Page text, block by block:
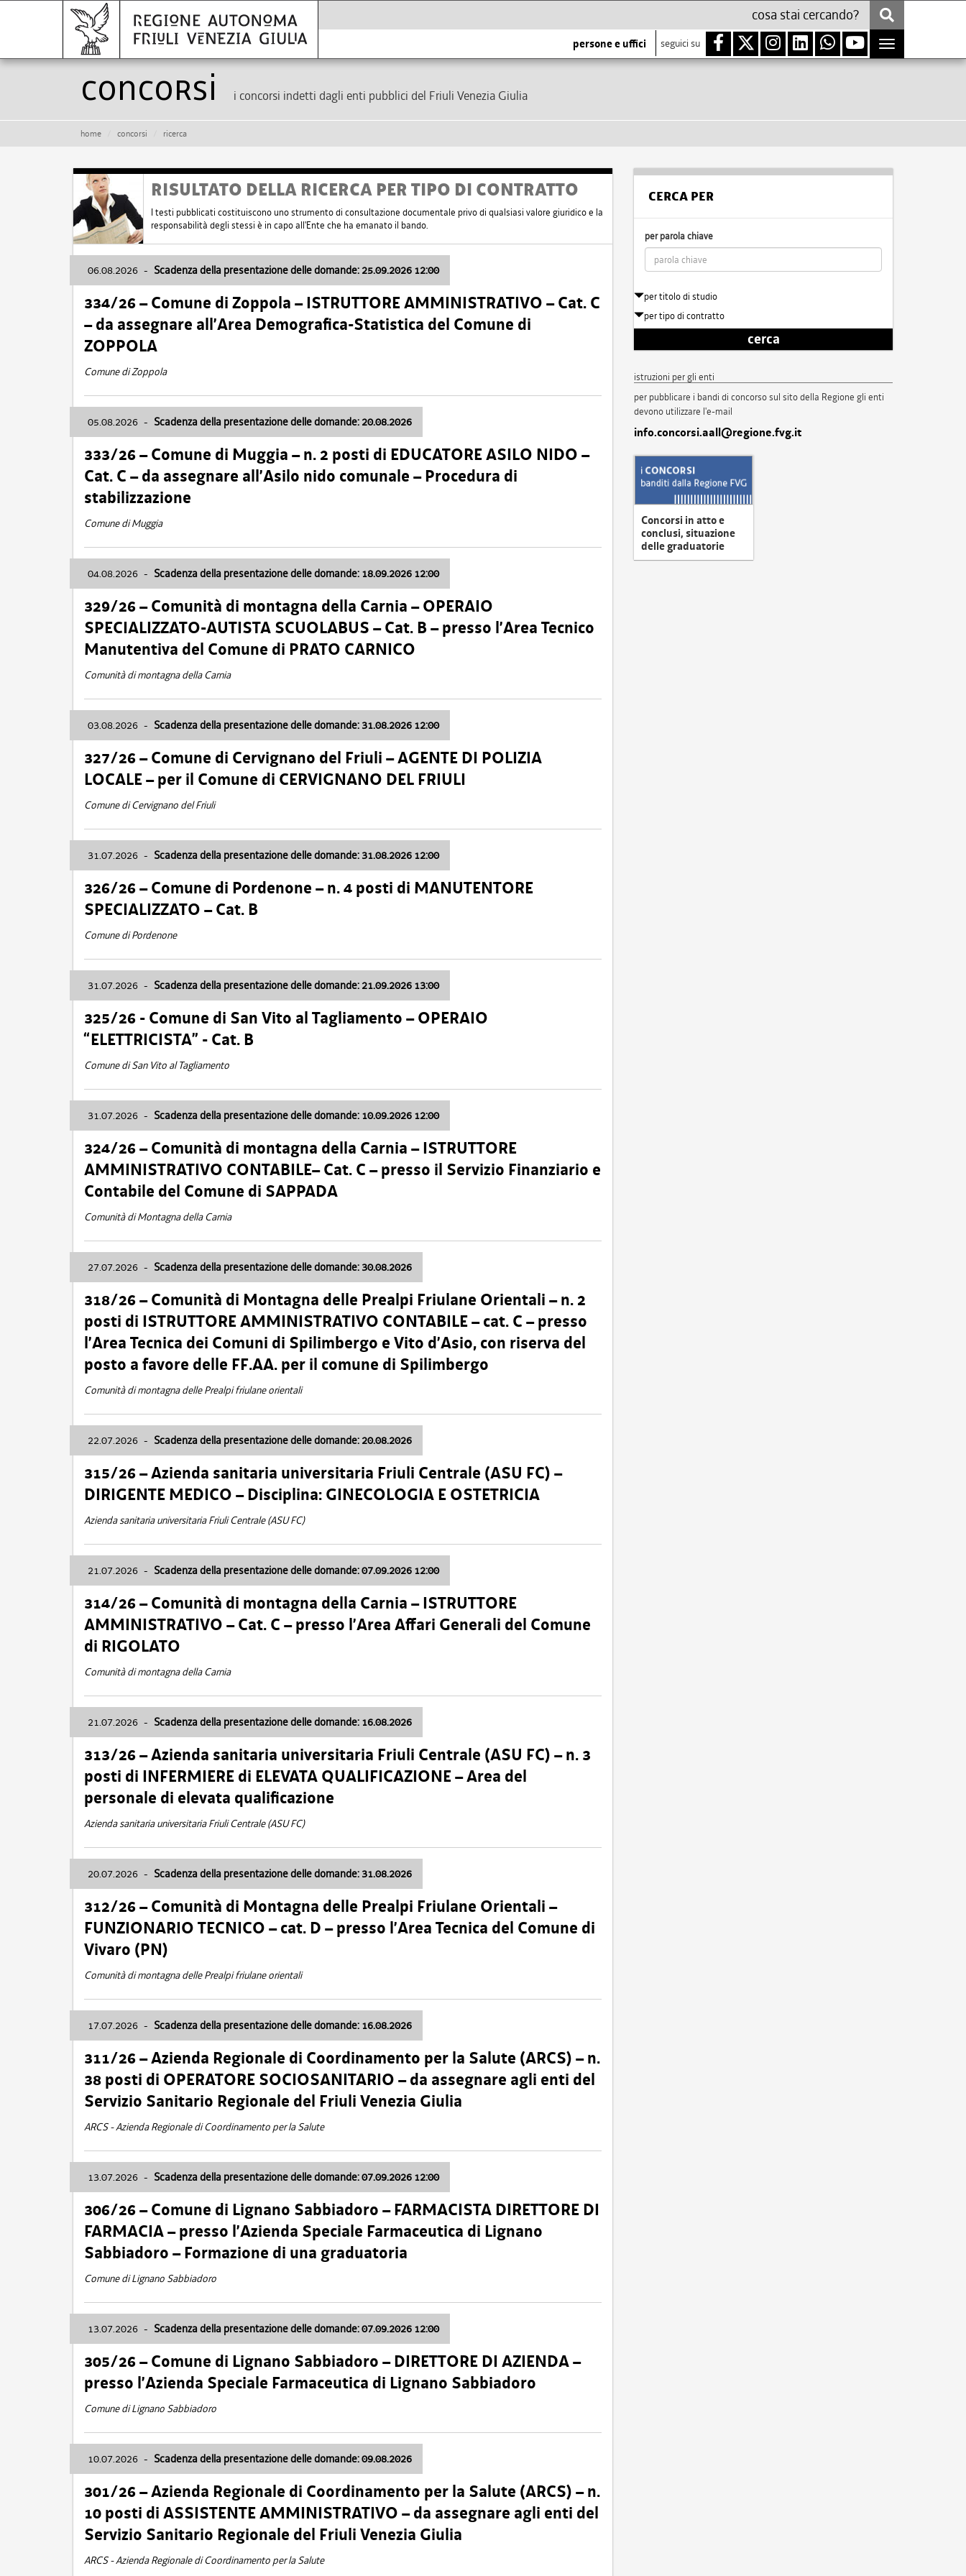
persone e uffici seguici su
Toggle
navigation
Concorsi i concorsi indetti dagli enti pubblici del Friuli Venezia Giulia
home concorsi ricerca
RISULTATO DELLA RICERCA PER TIPO DI CONTRATTO
I testi pubblicati costituiscono uno strumento di consultazione documentale privo di qualsiasi valore giuridico e la
responsabilità degli stessi è in capo all'Ente che ha emanato il bando.
06.08.2026 - Scadenza della presentazione delle domande: 25.09.2026 12:00
334/26 – Comune di Zoppola – ISTRUTTORE AMMINISTRATIVO – Cat. C
– da assegnare all’Area Demografica-Statistica del Comune di
ZOPPOLA
Comune di Zoppola
05.08.2026 - Scadenza della presentazione delle domande: 20.08.2026
333/26 – Comune di Muggia – n. 2 posti di EDUCATORE ASILO NIDO –
Cat. C – da assegnare all’Asilo nido comunale – Procedura di
stabilizzazione
Comune di Muggia
04.08.2026 - Scadenza della presentazione delle domande: 18.09.2026 12:00
329/26 – Comunità di montagna della Carnia – OPERAIO
SPECIALIZZATO-AUTISTA SCUOLABUS – Cat. B – presso l’Area Tecnico
Manutentiva del Comune di PRATO CARNICO
Comunità di montagna della Carnia
03.08.2026 - Scadenza della presentazione delle domande: 31.08.2026 12:00
327/26 – Comune di Cervignano del Friuli – AGENTE DI POLIZIA
LOCALE – per il Comune di CERVIGNANO DEL FRIULI
Comune di Cervignano del Friuli
31.07.2026 - Scadenza della presentazione delle domande: 31.08.2026 12:00
326/26 – Comune di Pordenone – n. 4 posti di MANUTENTORE
SPECIALIZZATO – Cat. B
Comune di Pordenone
31.07.2026 - Scadenza della presentazione delle domande: 21.09.2026 13:00
325/26 - Comune di San Vito al Tagliamento – OPERAIO
“ELETTRICISTA” - Cat. B
Comune di San Vito al Tagliamento
31.07.2026 - Scadenza della presentazione delle domande: 10.09.2026 12:00
324/26 – Comunità di montagna della Carnia – ISTRUTTORE
AMMINISTRATIVO CONTABILE– Cat. C – presso il Servizio Finanziario e
Contabile del Comune di SAPPADA
Comunità di Montagna della Carnia
27.07.2026 - Scadenza della presentazione delle domande: 30.08.2026
318/26 – Comunità di Montagna delle Prealpi Friulane Orientali – n. 2
posti di ISTRUTTORE AMMINISTRATIVO CONTABILE – cat. C – presso
l’Area Tecnica dei Comuni di Spilimbergo e Vito d’Asio, con riserva del
posto a favore delle FF.AA. per il comune di Spilimbergo
Comunità di montagna delle Prealpi friulane orientali
22.07.2026 - Scadenza della presentazione delle domande: 20.08.2026
315/26 – Azienda sanitaria universitaria Friuli Centrale (ASU FC) –
DIRIGENTE MEDICO – Disciplina: GINECOLOGIA E OSTETRICIA
Azienda sanitaria universitaria Friuli Centrale (ASU FC)
21.07.2026 - Scadenza della presentazione delle domande: 07.09.2026 12:00
314/26 – Comunità di montagna della Carnia – ISTRUTTORE
AMMINISTRATIVO – Cat. C – presso l’Area Affari Generali del Comune
di RIGOLATO
Comunità di montagna della Carnia
21.07.2026 - Scadenza della presentazione delle domande: 16.08.2026
313/26 – Azienda sanitaria universitaria Friuli Centrale (ASU FC) – n. 3
posti di INFERMIERE di ELEVATA QUALIFICAZIONE – Area del
personale di elevata qualificazione
Azienda sanitaria universitaria Friuli Centrale (ASU FC)
20.07.2026 - Scadenza della presentazione delle domande: 31.08.2026
312/26 – Comunità di Montagna delle Prealpi Friulane Orientali –
FUNZIONARIO TECNICO – cat. D – presso l’Area Tecnica del Comune di
Vivaro (PN)
Comunità di montagna delle Prealpi friulane orientali
17.07.2026 - Scadenza della presentazione delle domande: 16.08.2026
311/26 – Azienda Regionale di Coordinamento per la Salute (ARCS) – n.
38 posti di OPERATORE SOCIOSANITARIO – da assegnare agli enti del
Servizio Sanitario Regionale del Friuli Venezia Giulia
ARCS - Azienda Regionale di Coordinamento per la Salute
13.07.2026 - Scadenza della presentazione delle domande: 07.09.2026 12:00
306/26 – Comune di Lignano Sabbiadoro – FARMACISTA DIRETTORE DI
FARMACIA – presso l’Azienda Speciale Farmaceutica di Lignano
Sabbiadoro – Formazione di una graduatoria
Comune di Lignano Sabbiadoro
13.07.2026 - Scadenza della presentazione delle domande: 07.09.2026 12:00
305/26 – Comune di Lignano Sabbiadoro – DIRETTORE DI AZIENDA –
presso l’Azienda Speciale Farmaceutica di Lignano Sabbiadoro
Comune di Lignano Sabbiadoro
10.07.2026 - Scadenza della presentazione delle domande: 09.08.2026
301/26 – Azienda Regionale di Coordinamento per la Salute (ARCS) – n.
10 posti di ASSISTENTE AMMINISTRATIVO – da assegnare agli enti del
Servizio Sanitario Regionale del Friuli Venezia Giulia
ARCS - Azienda Regionale di Coordinamento per la Salute
CERCA PER
per parola chiave
per titolo di studio
per tipo di contratto
cerca
istruzioni per gli enti
per pubblicare i bandi di concorso sul sito della Regione gli enti
devono utilizzare l'e-mail
info.concorsi.aall@regione.fvg.it
Concorsi in atto e
conclusi, situazione
delle graduatorie